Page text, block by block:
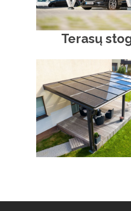
Terasų